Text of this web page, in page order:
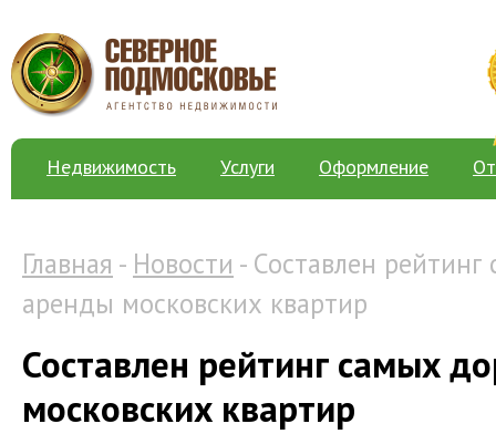
Недвижимость Услуги Оформление
Главная - Новости - Составлен
аренды московских квартир
Составлен рейтинг самых
московских квартир